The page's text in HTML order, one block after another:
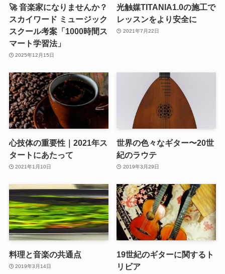
🚀 音楽家になりませんか？
スカイワード ミュージック
スクール考案「1000時間ス
マート学習法」
2025年12月15日
光触媒TITANIA1.0の施工で
レッスンをより安全に
2021年7月22日
心技体の重要性｜2021年ス
タートにあたって
2021年1月10日
世界の色々なギター〜20世
紀のラウテ
2019年3月29日
料理と音楽の共通点
2019年3月14日
19世紀のギターに関するト
リビア